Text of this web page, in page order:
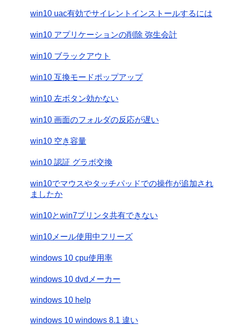
win10 uac有効でサイレントインストールするには
win10 アプリケーションの削除 弥生会計
win10 ブラックアウト
win10 互換モードポップアップ
win10 左ボタン効かない
win10 画面のフォルダの反応が遅い
win10 空き容量
win10 認証 グラボ交換
win10でマウスやタッチパッドでの操作が追加され
ましたか
win10とwin7プリンタ共有できない
win10メール使用中フリーズ
windows 10 cpu使用率
windows 10 dvdメーカー
windows 10 help
windows 10 windows 8.1 違い